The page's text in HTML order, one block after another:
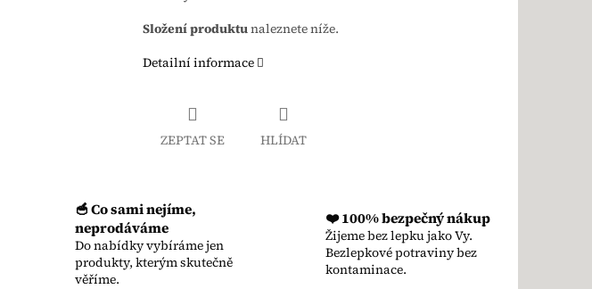
Složení produktunaleznete níže.
Detailní informace
ZEPTAT SE HLÍDAT
🥣 Co sami nejíme,
neprodáváme
Do nabídky vybíráme jen
produkty, kterým skutečně
věříme.
❤️ 100% bezpečný nákup
Žijeme bez lepku jako Vy.
Bezlepkové potraviny bez
kontaminace.